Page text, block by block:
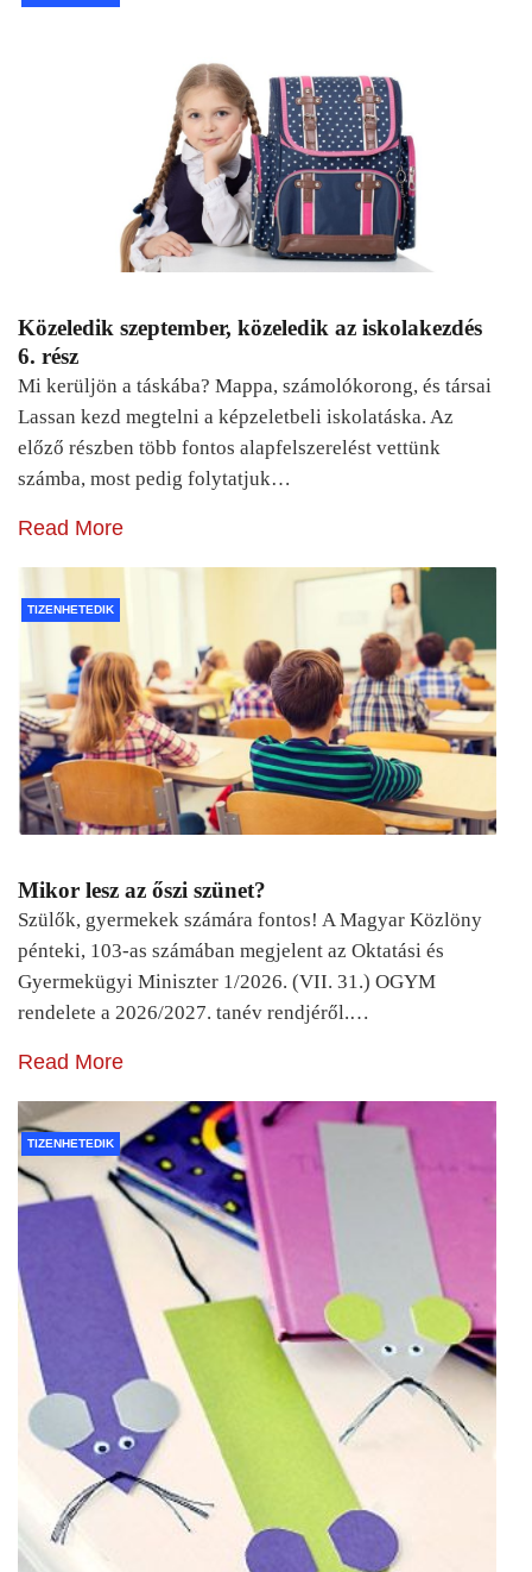
Közeledik szeptember, közeledik az iskolakezdés
6. rész
Mi kerüljön a táskába? Mappa, számolókorong, és társai
Lassan kezd megtelni a képzeletbeli iskolatáska. Az
előző részben több fontos alapfelszerelést vettünk
számba, most pedig folytatjuk…
Read More
TIZENHETEDIK
Mikor lesz az őszi szünet?
Szülők, gyermekek számára fontos! A Magyar Közlöny
pénteki, 103-as számában megjelent az Oktatási és
Gyermekügyi Miniszter 1/2026. (VII. 31.) OGYM
rendelete a 2026/2027. tanév rendjéről.…
Read More
TIZENHETEDIK